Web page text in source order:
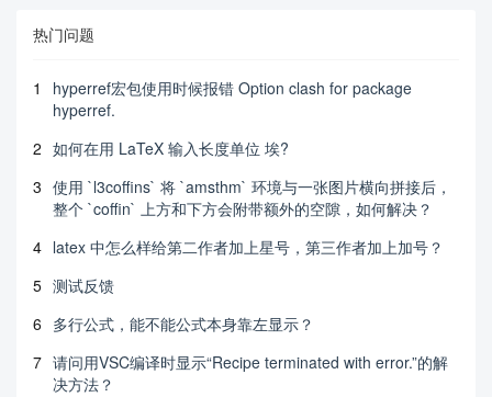
热门问题
1
hyperref宏包使用时候报错 Option clash for package
hyperref.
2 如何在用 LaTeX 输入长度单位 埃?
3 使用 `l3coffins` 将 `amsthm` 环境与一张图片横向拼接后，
整个 `coffin` 上方和下方会附带额外的空隙，如何解决？
4 latex 中怎么样给第二作者加上星号，第三作者加上加号？
5 测试反馈
6 多行公式，能不能公式本身靠左显示？
7 请问用VSC编译时显示“Recipe terminated with error.”的解
决方法？